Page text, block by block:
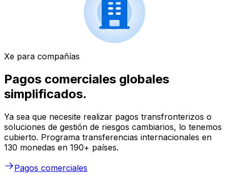
Xe para compañías
Pagos comerciales globales
simplificados.
Ya sea que necesite realizar pagos transfronterizos o
soluciones de gestión de riesgos cambiarios, lo tenemos
cubierto. Programa transferencias internacionales en
130 monedas en 190+ países.
Pagos comerciales